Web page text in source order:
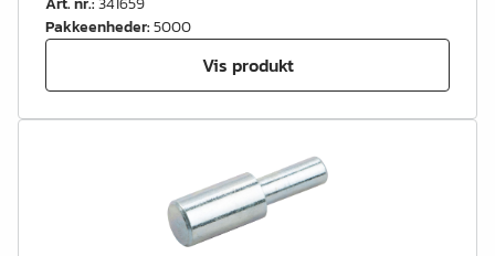
Pakkeenheder:5000
Vis produkt